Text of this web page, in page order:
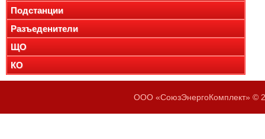
Подстанции
Разъеденители
ЩО
КО
ООО «СоюзЭнергоКомплект» ©